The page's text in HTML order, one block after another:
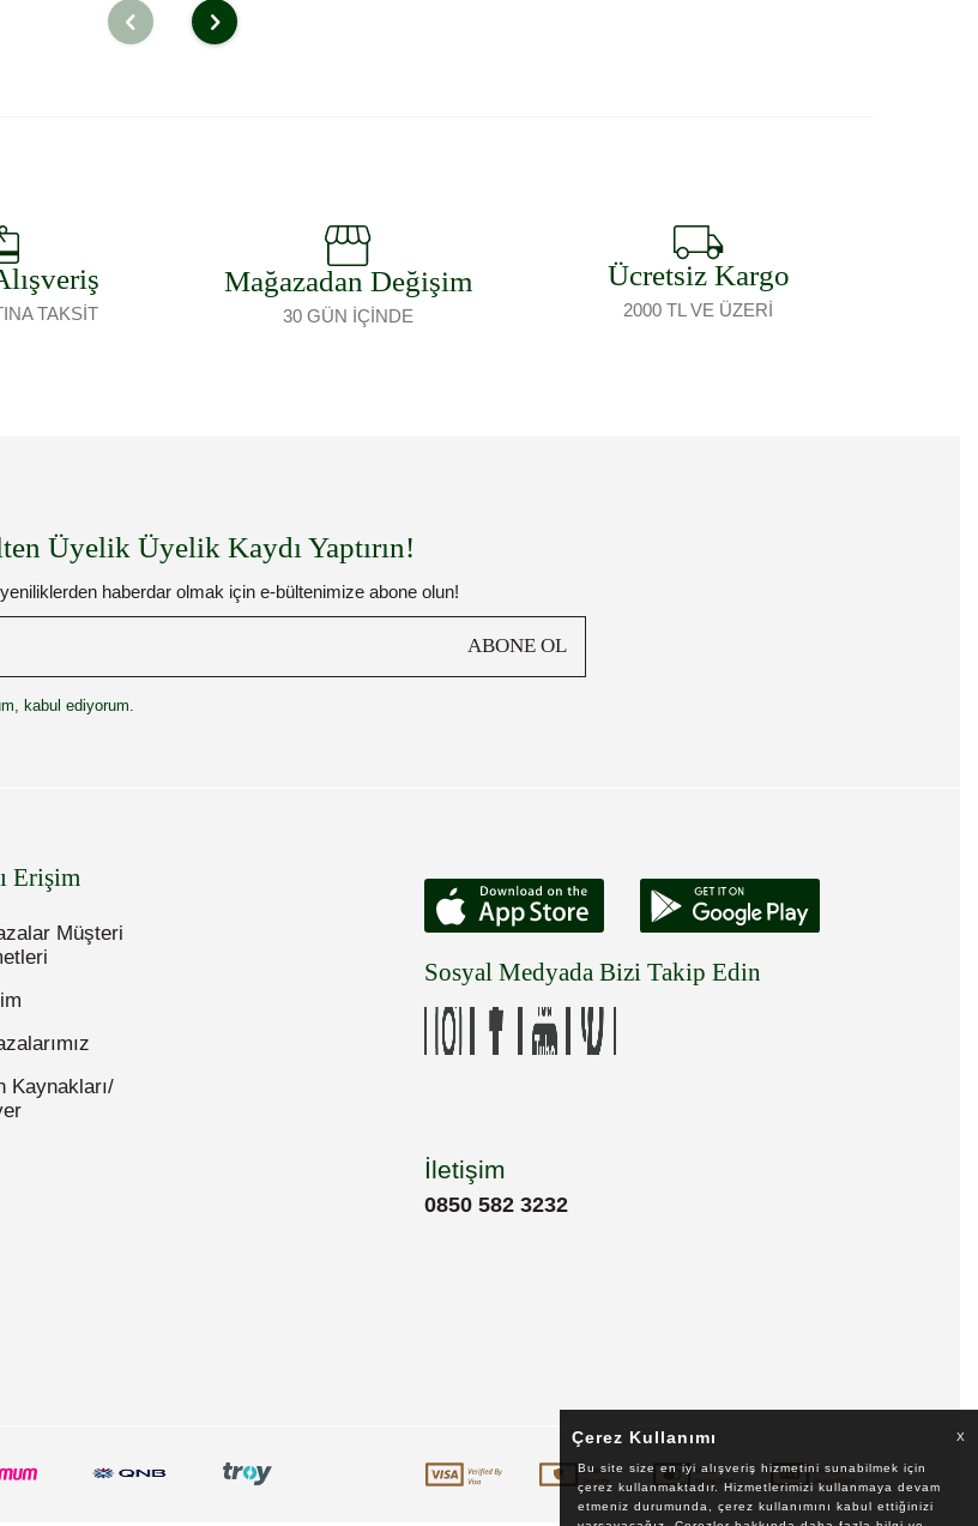
TAKSİT
Mağazadan Değişim
30 GÜN İÇİNDE
Ücretsiz Kargo
2000 TL VE ÜZERİ
Üyelik Üyelik Kaydı Yaptırın!
haberdar olmak için e-bültenimize abone olun!
ABONE OL
kabul ediyorum.
Erişim
Müşteri
Kaynakları/
Sosyal Medyada Bizi Takip Edin
İletişim
0850 582 3232
Çerez Kullanımı X
Bu site size en iyi alışveriş hizmetini sunabilmek için
çerez kullanmaktadır. Hizmetlerimizi kullanmaya devam
etmeniz durumunda, çerez kullanımını kabul ettiğinizi